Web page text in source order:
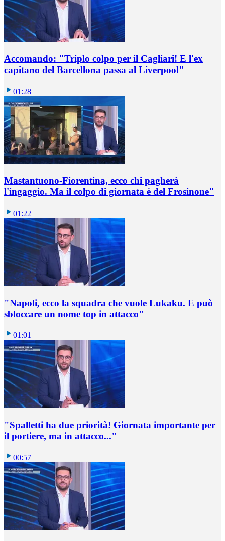
Accomando: "Triplo colpo per il Cagliari! E l'ex
capitano del Barcellona passa al Liverpool"
01:28
Mastantuono-Fiorentina, ecco chi pagherà
l'ingaggio. Ma il colpo di giornata è del Frosinone"
01:22
"Napoli, ecco la squadra che vuole Lukaku. E può
sbloccare un nome top in attacco"
01:01
"Spalletti ha due priorità! Giornata importante per
il portiere, ma in attacco..."
00:57